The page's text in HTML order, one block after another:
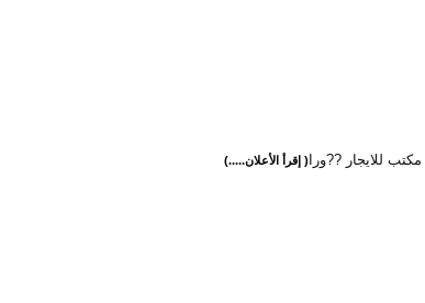
للايجار ??ورا( إقرأ الأعلان.....)